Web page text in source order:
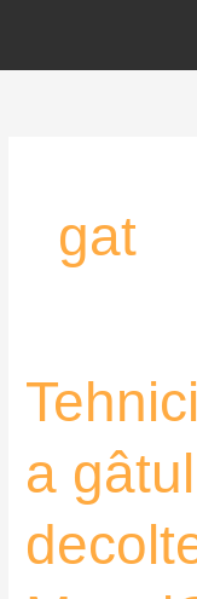
content
gat
a
Tehnici
a
și
decolteului
–